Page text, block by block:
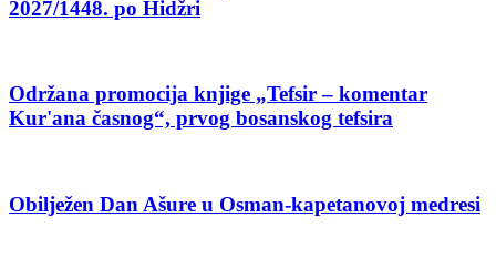
2027/1448. po Hidžri
Održana promocija knjige „Tefsir – komentar
Kur'ana časnog“, prvog bosanskog tefsira
Obilježen Dan Ašure u Osman-kapetanovoj medresi